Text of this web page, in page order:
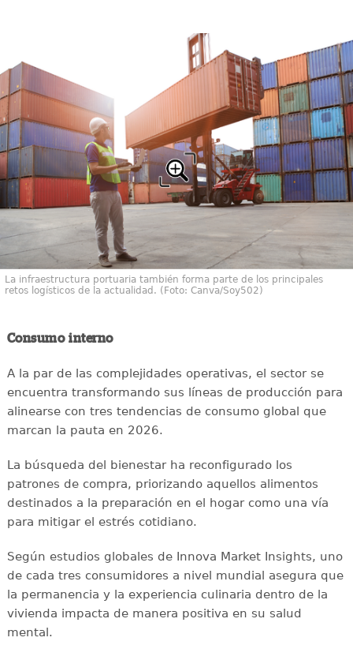
La infraestructura portuaria también forma parte de los principales
retos logísticos de la actualidad. (Foto: Canva/Soy502)
Consumo interno
A la par de las complejidades operativas, el sector se
encuentra transformando sus líneas de producción para
alinearse con tres tendencias de consumo global que
marcan la pauta en 2026.
La búsqueda del bienestar ha reconfigurado los
patrones de compra, priorizando aquellos alimentos
destinados a la preparación en el hogar como una vía
para mitigar el estrés cotidiano.
Según estudios globales de Innova Market Insights, uno
de cada tres consumidores a nivel mundial asegura que
la permanencia y la experiencia culinaria dentro de la
vivienda impacta de manera positiva en su salud
mental.